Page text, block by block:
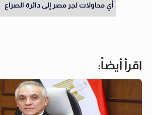
أي محاولات لجر مصر إلى دائرة الصراع
اقرأ أيضاً: